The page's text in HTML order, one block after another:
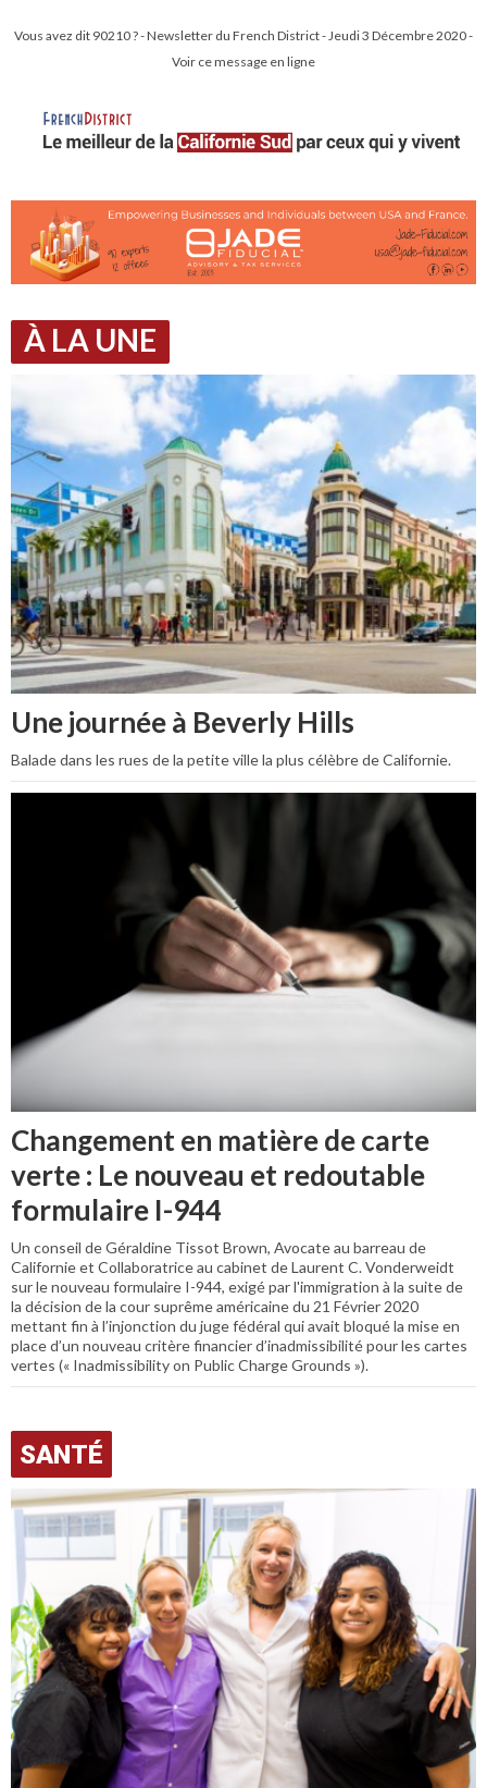
Vous avez dit 90210 ? - Newsletter du French District - Jeudi 3 Décembre 2020 -
Voir ce message en ligne
À LA UNE
Une journée à Beverly Hills
Balade dans les rues de la petite ville la plus célèbre de Californie.
Changement en matière de carte
verte : Le nouveau et redoutable
formulaire I-944
Un conseil de Géraldine Tissot Brown, Avocate au barreau de
Californie et Collaboratrice au cabinet de Laurent C. Vonderweidt
sur le nouveau formulaire I-944, exigé par l'immigration à la suite de
la décision de la cour suprême américaine du 21 Février 2020
mettant fin à l’injonction du juge fédéral qui avait bloqué la mise en
place d’un nouveau critère financier d’inadmissibilité pour les cartes
vertes (« Inadmissibility on Public Charge Grounds »).
SANTÉ